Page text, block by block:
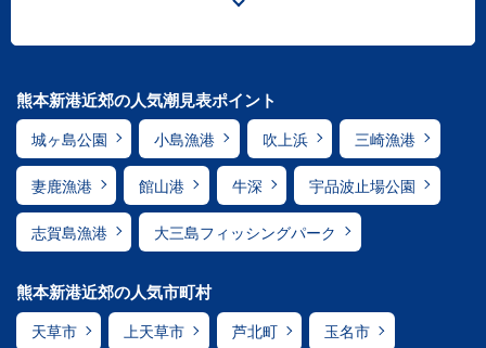
熊本新港近郊の人気潮見表ポイント
城ヶ島公園 小島漁港 吹上浜 三崎漁港
妻鹿漁港 館山港 牛深 宇品波止場公園
志賀島漁港 大三島フィッシングパーク
熊本新港近郊の人気市町村
天草市 上天草市 芦北町 玉名市